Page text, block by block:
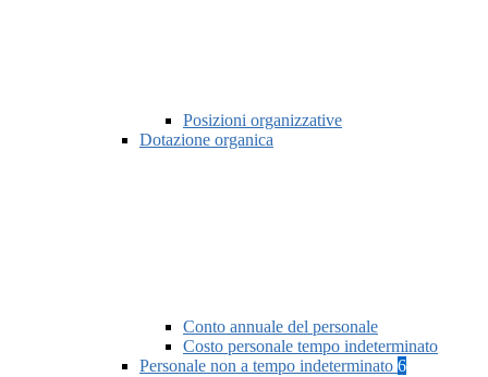
Posizioni organizzative
Dotazione organica
Conto annuale del personale
Costo personale tempo indeterminato
Personale non a tempo indeterminato 6